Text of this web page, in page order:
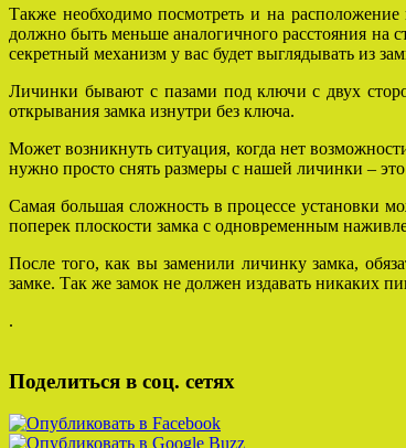
Также необходимо посмотреть и на
должно быть меньше аналогичного расстояния на
секретный механизм у вас будет выглядывать из
Личинки бывают с пазами под ключи с двух
открывания замка изнутри без ключа.
Может возникнуть ситуация, когда нет
нужно просто снять размеры с нашей личинки –
Самая большая сложность в процессе установки
поперек плоскости замка с одновременным
После того, как вы заменили личинку замка,
замке. Так же замок не должен издавать никаких
.
Поделиться в соц. сетях